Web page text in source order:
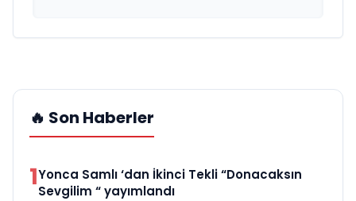
🔥 Son Haberler
1Yonca Samlı ‘dan İkinci Tekli “Donacaksın
Sevgilim “ yayımlandı